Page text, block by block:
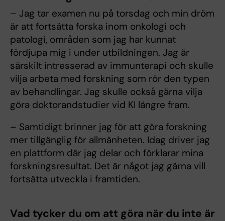
– Jag tar examen nu på torsdag och min dröm
är att fortsätta forska inom onkologi och
patologi, områden som jag har kunnat
fördjupa mig i under utbildningen. Jag är
särskilt intresserad av immunterapi och skulle
vilja arbeta med forskning som rör den typen
av behandlingar. Jag skulle också gärna vilja
göra doktorandstudier vid KI längre fram.
– Samtidigt brinner jag för att göra forskning
mer tillgänglig för allmänheten. Idag driver jag
en plattform där jag delar och förklarar mina
forskningsresultat. Det är något jag gärna vill
fortsätta utveckla i framtiden.
Vad tycker du om att göra när du inte är